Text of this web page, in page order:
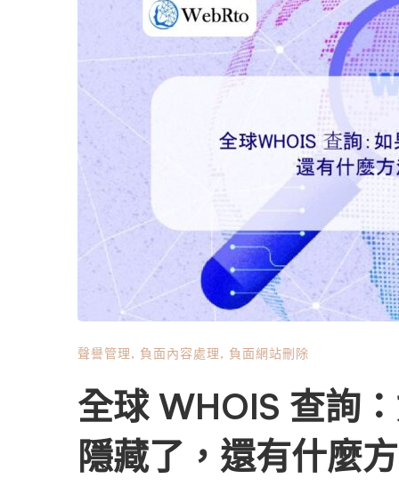
聲譽管理, 負面內容處理, 負面網站刪除
全球 WHOIS 查詢
隱藏了，還有什麼